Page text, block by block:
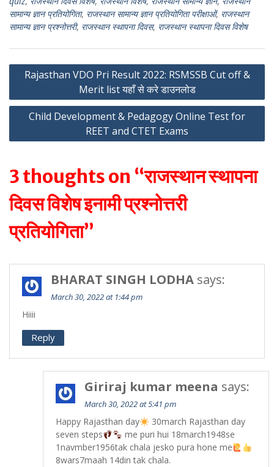
A
p
p
a
m
सामान्य ज्ञान प्रतियोगिता, राजस्थान सामान्य ज्ञान प्रतियोगिता परीक्षाओं, राजस्थान
सामान्य ज्ञान प्रश्नोत्तरी, राजस्थान स्थापना दिवस, राजस्थान स्थापना दिवस विशेष
Post
navigation
Rajasthan VDO Pri Result 2022: RSMSSB Cut off &
Merit list यहाँ से करे डाउनलोड
Child Development & Pedagogy Online Test for
REET and CTET Exams
3 thoughts on “राजस्थान स्थापना
दिवस विशेष इनामी प्रश्नोत्तरी
प्रतियोगिता”
BHARAT SINGH LODHA says:
March 30, 2022 at 1:44 pm
Hiiii
Reply
Giriraj kumar meena says:
March 30, 2022 at 5:41 pm
Happy Rajasthan day
30march Rajasthan day
seven steps
me puri hui 18march1948se
1navmber1956tak chala jesko pura hone me
8wars7maah 14din tak chala.